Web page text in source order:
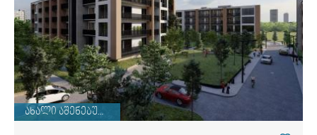
ახალი აშენებული